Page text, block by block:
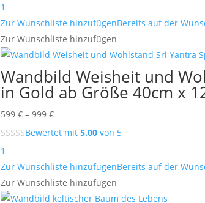
999 €
1
Zur Wunschliste hinzufügenBereits auf der
Zur Wunschliste hinzufügen
Wandbild Weisheit und
in Gold ab Größe 40cm x
599 € – 999 €Preisspanne:
599 €
999 €
Bewertet mit 5.00von 5
1
Zur Wunschliste hinzufügenBereits auf der
Zur Wunschliste hinzufügen